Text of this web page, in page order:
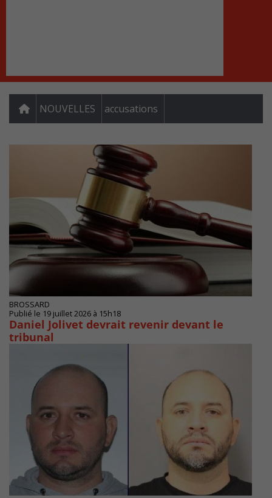
NOUVELLES accusations
BROSSARD
Publié le 19 juillet 2026 à 15h18
Daniel Jolivet devrait revenir devant le
tribunal